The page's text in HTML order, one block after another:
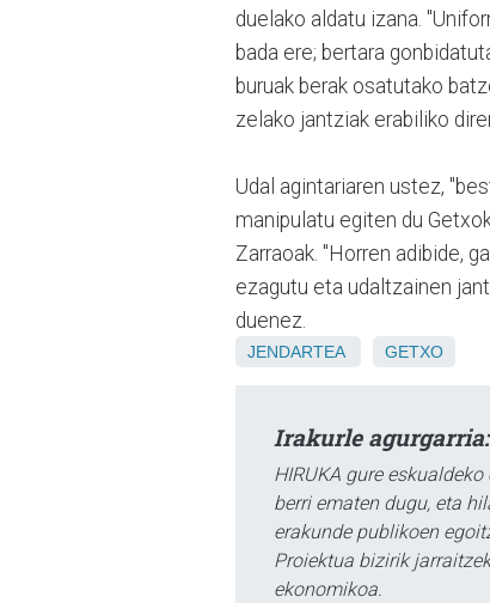
duelako aldatu izana.
bada ere; bertara
buruak berak osatutako
zelako jantziak erabiliko
Udal agintariaren ustez,
manipulatu egiten du
Zarraoak. "Horren adibide,
ezagutu eta udaltzainen
duenez.
JENDARTEA GETXO
Irakurle agurgarria:
HIRUKA gure
berri ematen dugu, eta
erakunde publikoen
Proiektua bizirik
ekonomikoa.